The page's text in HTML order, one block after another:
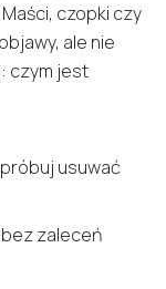
czopki czy
ale nie
czym jest
usuwać
zaleceń